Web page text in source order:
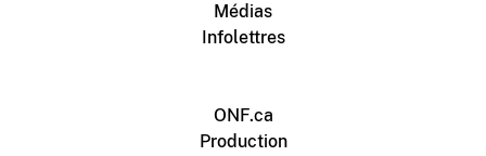
Médias
Infolettres
ONF.ca
Production